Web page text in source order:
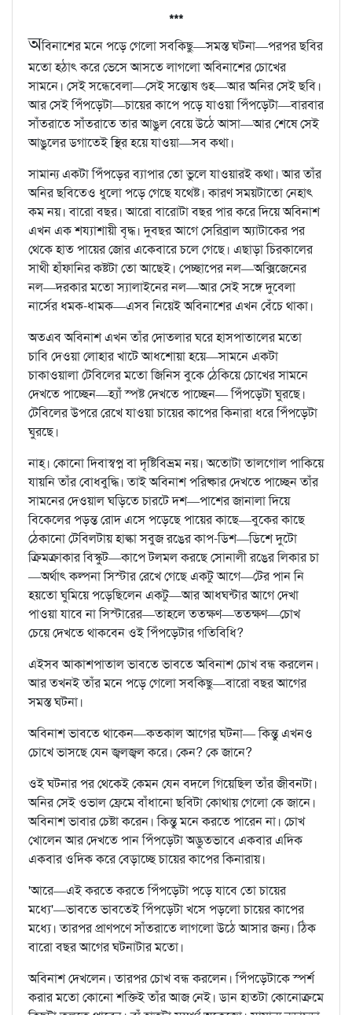
***
অবিনাশের মনে পড়ে গেলো সবকিছু—সমস্ত ঘটনা—পরপর ছবির
মতো হঠাৎ করে ভেসে আসতে লাগলো অবিনাশের চোখের
সামনে। সেই সন্ধেবেলা—সেই সন্তোষ গুহ—আর অনির সেই ছবি।
আর সেই পিঁপড়েটা—চায়ের কাপে পড়ে যাওয়া পিঁপড়েটা—বারবার
সাঁতরাতে সাঁতরাতে তার আঙুল বেয়ে উঠে আসা—আর শেষে সেই
আঙুলের ডগাতেই স্থির হয়ে যাওয়া—সব কথা।
সামান্য একটা পিঁপড়ের ব্যাপার তো ভুলে যাওয়ারই কথা। আর তাঁর
অনির ছবিতেও ধুলো পড়ে গেছে যথেষ্ট। কারণ সময়টাতো নেহাৎ
কম নয়। বারো বছর। আরো বারোটা বছর পার করে দিয়ে অবিনাশ
এখন এক শয্যাশায়ী বৃদ্ধ। দুবছর আগে সেরিব্রাল অ্যাটাকের পর
থেকে হাত পায়ের জোর একেবারে চলে গেছে। এছাড়া চিরকালের
সাথী হাঁফানির কষ্টটা তো আছেই। পেচ্ছাপের নল—অক্সিজেনের
নল—দরকার মতো স্যালাইনের নল—আর সেই সঙ্গে দুবেলা
নার্সের ধমক-ধামক—এসব নিয়েই অবিনাশের এখন বেঁচে থাকা।
অতএব অবিনাশ এখন তাঁর দোতলার ঘরে হাসপাতালের মতো
চাবি দেওয়া লোহার খাটে আধশোয়া হয়ে—সামনে একটা
চাকাওয়ালা টেবিলের মতো জিনিস বুকে ঠেকিয়ে চোখের সামনে
দেখতে পাচ্ছেন—হ্যাঁ স্পষ্ট দেখতে পাচ্ছেন— পিঁপড়েটা ঘুরছে।
টেবিলের উপরে রেখে যাওয়া চায়ের কাপের কিনারা ধরে পিঁপড়েটা
ঘুরছে।
নাহ্‌। কোনো দিবাস্বপ্ন বা দৃষ্টিবিভ্রম নয়। অতোটা তালগোল পাকিয়ে
যায়নি তাঁর বোধবুদ্ধি। তাই অবিনাশ পরিষ্কার দেখতে পাচ্ছেন তাঁর
সামনের দেওয়াল ঘড়িতে চারটে দশ—পাশের জানালা দিয়ে
বিকেলের পড়ন্ত রোদ এসে পড়েছে পায়ের কাছে—বুকের কাছে
ঠেকানো টেবিলটায় হাল্কা সবুজ রঙের কাপ-ডিশ—ডিশে দুটো
ক্রিমক্রাকার বিস্কুট—কাপে টলমল করছে সোনালী রঙের লিকার চা
—অর্থাৎ কল্পনা সিস্টার রেখে গেছে একটু আগে—টের পান নি
হয়তো ঘুমিয়ে পড়েছিলেন একটু—আর আধঘন্টার আগে দেখা
পাওয়া যাবে না সিস্টারের—তাহলে ততক্ষণ—ততক্ষণ—চোখ
চেয়ে দেখতে থাকবেন ওই পিঁপড়েটার গতিবিধি?
এইসব আকাশপাতাল ভাবতে ভাবতে অবিনাশ চোখ বন্ধ করলেন।
আর তখনই তাঁর মনে পড়ে গেলো সবকিছু—বারো বছর আগের
সমস্ত ঘটনা।
অবিনাশ ভাবতে থাকেন—কতকাল আগের ঘটনা— কিন্তু এখনও
চোখে ভাসছে যেন জ্বলজ্বল করে। কেন? কে জানে?
ওই ঘটনার পর থেকেই কেমন যেন বদলে গিয়েছিল তাঁর জীবনটা।
অনির সেই ওভাল ফ্রেমে বাঁধানো ছবিটা কোথায় গেলো কে জানে।
অবিনাশ ভাবার চেষ্টা করেন। কিন্তু মনে করতে পারেন না। চোখ
খোলেন আর দেখতে পান পিঁপড়েটা অদ্ভুতভাবে একবার এদিক
একবার ওদিক করে বেড়াচ্ছে চায়ের কাপের কিনারায়।
'আরে—এই করতে করতে পিঁপড়েটা পড়ে যাবে তো চায়ের
মধ্যে'—ভাবতে ভাবতেই পিঁপড়েটা খসে পড়লো চায়ের কাপের
মধ্যে। তারপর প্রাণপণে সাঁতরাতে লাগলো উঠে আসার জন্য। ঠিক
বারো বছর আগের ঘটনাটার মতো।
অবিনাশ দেখলেন। তারপর চোখ বন্ধ করলেন। পিঁপড়েটাকে স্পর্শ
করার মতো কোনো শক্তিই তাঁর আজ নেই। ডান হাতটা কোনোক্রমে